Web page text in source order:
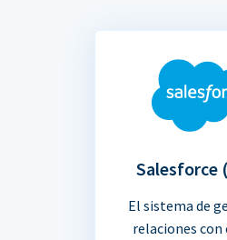
Salesforce
El sistema de
relaciones